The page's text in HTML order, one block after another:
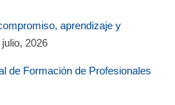
aprendizaje y
2026
de Formación de Profesionales